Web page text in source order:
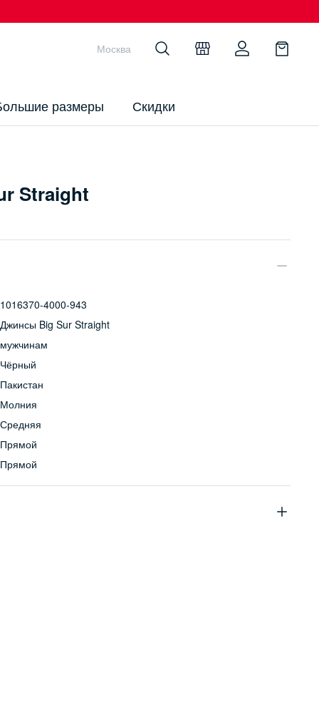
размеры Скидки
Москва
Straight
1016370-4000-943
Джинсы Big Sur Straight
мужчинам
Чёрный
Пакистан
Молния
Средняя
Прямой
Прямой